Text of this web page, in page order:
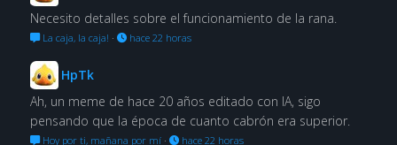
Necesito detalles sobre el funcionamiento de la rana.
La caja, la caja! · hace 22 horas
HpTk
Ah, un meme de hace 20 años editado con IA, sigo
pensando que la época de cuanto cabrón era superior.
Hoy por ti, mañana por mí· hace 22 horas